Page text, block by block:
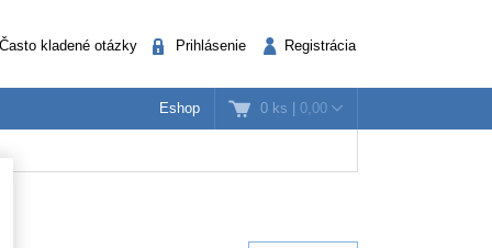
Často kladené otázky Prihlásenie Registrácia
0 ks | 0,00
Eshop